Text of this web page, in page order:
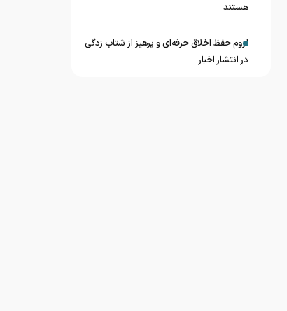
هستند
لزوم حفظ اخلاق حرفه‌ای و پرهیز از شتاب زدگی
در انتشار اخبار